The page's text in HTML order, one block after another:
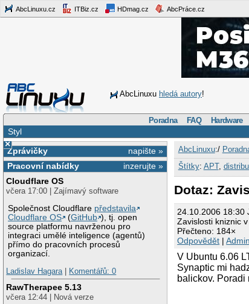
AbcLinuxu.cz ITBiz.cz HDmag.cz AbcPráce.cz
AbcLinuxu hledá autory!
Poradna FAQ Hardware
Styl
×
napište »
Zprávičky
inzerujte »
Pracovní nabídky
Cloudflare OS
včera 17:00 | Zajímavý software
Společnost Cloudflare představila
Cloudflare OS
(GitHub ), tj. open
source platformu navrženou pro
integraci umělé inteligence (agentů)
přímo do pracovních procesů
organizací.
Ladislav Hagara| Komentářů: 0
RawTherapee 5.13
včera 12:44 | Nová verze
AbcLinuxu:/
Štítky: APT,
Dotaz:
24.10.2006 18:30
Zavislosti kniznic
Přečteno: 184×
Odpovědět |Admin
V Ubuntu 6.06
Synaptic mi
balickov.